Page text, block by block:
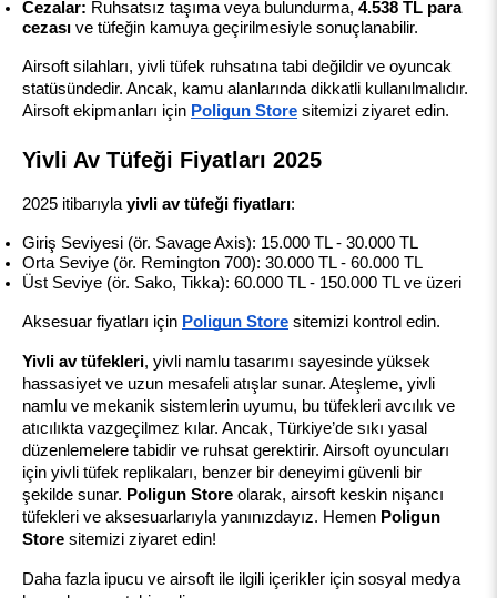
Cezalar: Ruhsatsız taşıma veya bulundurma, 4.538 TL para
cezası ve tüfeğin kamuya geçirilmesiyle sonuçlanabilir.
Airsoft silahları, yivli tüfek ruhsatına tabi değildir ve oyuncak
statüsündedir. Ancak, kamu alanlarında dikkatli kullanılmalıdır.
Airsoft ekipmanları için Poligun Store sitemizi ziyaret edin.
Yivli Av Tüfeği Fiyatları 2025
2025 itibarıyla yivli av tüfeği fiyatları:
Giriş Seviyesi (ör. Savage Axis): 15.000 TL - 30.000 TL
Orta Seviye (ör. Remington 700): 30.000 TL - 60.000 TL
Üst Seviye (ör. Sako, Tikka): 60.000 TL - 150.000 TL ve üzeri
Aksesuar fiyatları için Poligun Store sitemizi kontrol edin.
Yivli av tüfekleri, yivli namlu tasarımı sayesinde yüksek
hassasiyet ve uzun mesafeli atışlar sunar. Ateşleme, yivli
namlu ve mekanik sistemlerin uyumu, bu tüfekleri avcılık ve
atıcılıkta vazgeçilmez kılar. Ancak, Türkiye’de sıkı yasal
düzenlemelere tabidir ve ruhsat gerektirir. Airsoft oyuncuları
için yivli tüfek replikaları, benzer bir deneyimi güvenli bir
şekilde sunar. Poligun Store olarak, airsoft keskin nişancı
tüfekleri ve aksesuarlarıyla yanınızdayız. Hemen Poligun
Store sitemizi ziyaret edin!
Daha fazla ipucu ve airsoft ile ilgili içerikler için sosyal medya